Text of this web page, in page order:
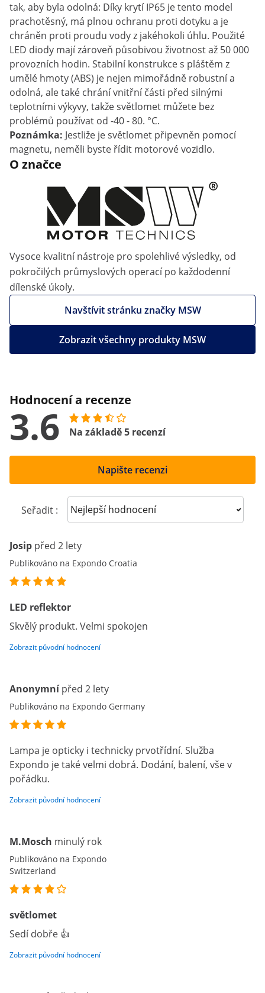
tak, aby byla odolná: Díky krytí IP65 je tento model
prachotěsný, má plnou ochranu proti dotyku a je
chráněn proti proudu vody z jakéhokoli úhlu. Použité
LED diody mají zároveň působivou životnost až 50 000
provozních hodin. Stabilní konstrukce s pláštěm z
umělé hmoty (ABS) je nejen mimořádně robustní a
odolná, ale také chrání vnitřní části před silnými
teplotními výkyvy, takže světlomet můžete bez
problémů používat od -40 - 80. °C.
Poznámka: Jestliže je světlomet připevněn pomocí
magnetu, neměli byste řídit motorové vozidlo.
O značce
Vysoce kvalitní nástroje pro spolehlivé výsledky, od
pokročilých průmyslových operací po každodenní
dílenské úkoly.
Navštívit stránku značky MSW
Zobrazit všechny produkty MSW
Hodnocení a recenze
3.6 Na základě 5 recenzí
Napište recenzi
Seřadit : Sort reviews
Josip před 2 lety
Publikováno na Expondo Croatia
LED reflektor
Skvělý produkt. Velmi spokojen
Zobrazit původní hodnocení
Anonymní před 2 lety
Publikováno na Expondo Germany
Lampa je opticky i technicky prvotřídní. Služba
Expondo je také velmi dobrá. Dodání, balení, vše v
pořádku.
Zobrazit původní hodnocení
M.Mosch minulý rok
Publikováno na Expondo
Switzerland
světlomet
Sedí dobře 👍
Zobrazit původní hodnocení